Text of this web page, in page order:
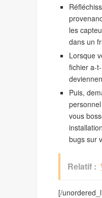
les
dans un
Lorsque
fichier a-
Puis,
vous
bugs sur
Relatif :
[/